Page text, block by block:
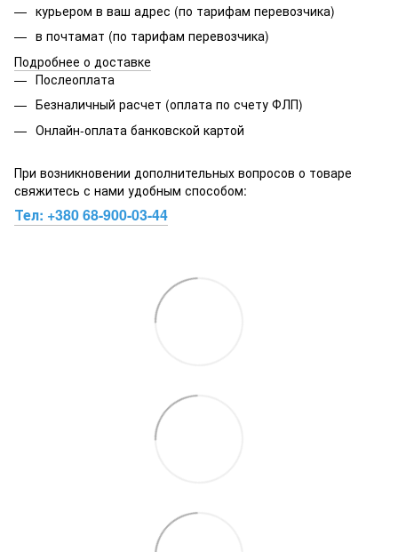
курьером в ваш адрес (по тарифам перевозчика)
в почтамат (по тарифам перевозчика)
Подробнее о доставке
Послеоплата
Безналичный расчет (оплата по счету ФЛП)
Онлайн-оплата банковской картой
При возникновении дополнительных вопросов о товаре
свяжитесь с нами удобным способом:
Тел: +380 68-900-03-44